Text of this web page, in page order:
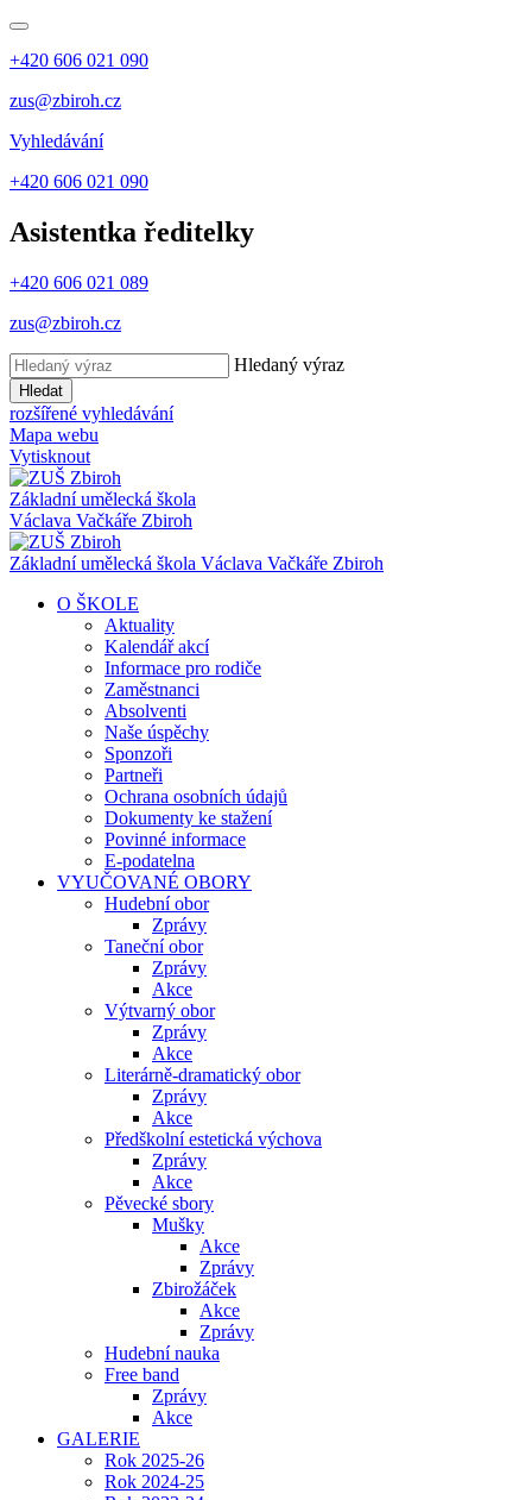
+420 606 021 090
zus@zbiroh.cz
Vyhledávání
+420 606 021 090
Asistentka ředitelky
+420 606 021 089
zus@zbiroh.cz
Hledaný výraz
Hledat
rozšířené vyhledávání
Mapa webu
Vytisknout
Základní umělecká škola
Václava Vačkáře Zbiroh
Základní umělecká škola Václava Vačkáře Zbiroh
O ŠKOLE
Aktuality
Kalendář akcí
Informace pro rodiče
Zaměstnanci
Absolventi
Naše úspěchy
Sponzoři
Partneři
Ochrana osobních údajů
Dokumenty ke stažení
Povinné informace
E-podatelna
VYUČOVANÉ OBORY
Hudební obor
Zprávy
Taneční obor
Zprávy
Akce
Výtvarný obor
Zprávy
Akce
Literárně-dramatický obor
Zprávy
Akce
Předškolní estetická výchova
Zprávy
Akce
Pěvecké sbory
Mušky
Akce
Zprávy
Zbirožáček
Akce
Zprávy
Hudební nauka
Free band
Zprávy
Akce
GALERIE
Rok 2025-26
Rok 2024-25